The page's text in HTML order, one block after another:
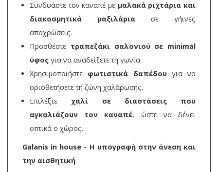
Συνδυάστε τον καναπέ με μαλακά ριχτάρια και
διακοσμητικά μαξιλάρια σε γήινες
αποχρώσεις.
Προσθέστε τραπεζάκι σαλονιού σε minimal
ύφος για να αναδείξετε τη γωνία.
Χρησιμοποιήστε φωτιστικά δαπέδου για να
οριοθετήσετε τη ζώνη χαλάρωσης.
Επιλέξτε χαλί σε διαστάσεις που
αγκαλιάζουν τον καναπέ, ώστε να δένει
οπτικά ο χώρος.
Galanis in house - Η υπογραφή στην άνεση και
την αισθητική